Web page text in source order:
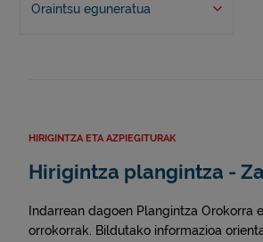
Oraintsu eguneratua
HIRIGINTZA ETA AZPIEGITURAK
Hirigintza plangintza -
Indarrean dagoen Plangintza Orokorra
orrokorrak. Bildutako informazioa